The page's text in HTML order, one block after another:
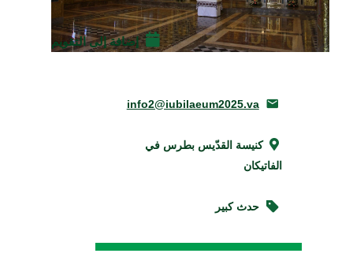
إضافة إلى التقويم
info2@iubilaeum2025.va
كنيسة القدّيس بطرس في
الفاتيكان
حدث كبير